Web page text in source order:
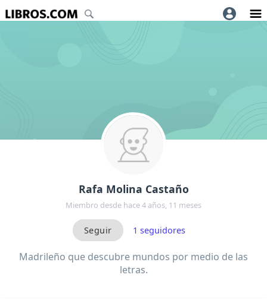
Rafa Molina Castaño
Miembro desde hace 4 años, 11 meses
1 seguidores
Madrileño que descubre mundos por medio de las
letras.